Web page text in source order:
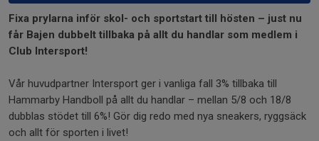
Fixa prylarna inför skol- och sportstart till hösten – just nu
får Bajen dubbelt tillbaka på allt du handlar som medlem i
Club Intersport!
Vår huvudpartner Intersport ger i vanliga fall 3% tillbaka till
Hammarby Handboll på allt du handlar – mellan 5/8 och 18/8
dubblas stödet till 6%! Gör dig redo med nya sneakers, ryggsäck
och allt för sporten i livet!